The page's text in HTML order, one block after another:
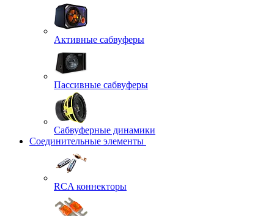
Активные сабвуферы
Пассивные сабвуферы
Сабвуферные динамики
Соединительные элементы
RCA коннекторы